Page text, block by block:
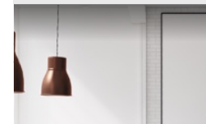
Arredamento Negozi all'asta
Padova (Padova)
Offerta minima
843,75 €